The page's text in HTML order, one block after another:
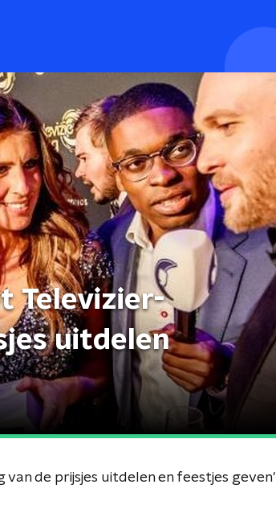
Televizier-
uitdelen
van de prijsjes uitdelen en feestjes geven'